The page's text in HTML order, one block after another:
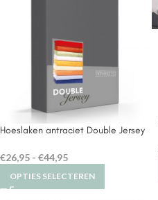
Hoeslaken antraciet Double Jersey
€26,95 - €44,95
OPTIES SELECTEREN